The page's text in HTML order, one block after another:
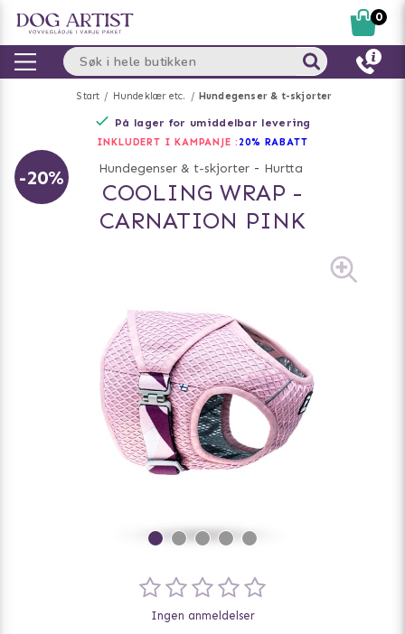
Start Hundeklær etc. Hundegenser & t-skjorter
På lager for umiddelbar levering
INKLUDERT I KAMPANJE : 20% RABATT
-20% Hundegenser & t-skjorter - Hurtta
COOLING WRAP -
CARNATION PINK
Ingen anmeldelser
0